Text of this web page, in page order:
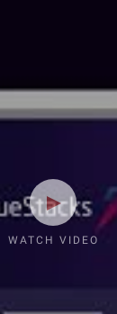
WATCH VIDEO